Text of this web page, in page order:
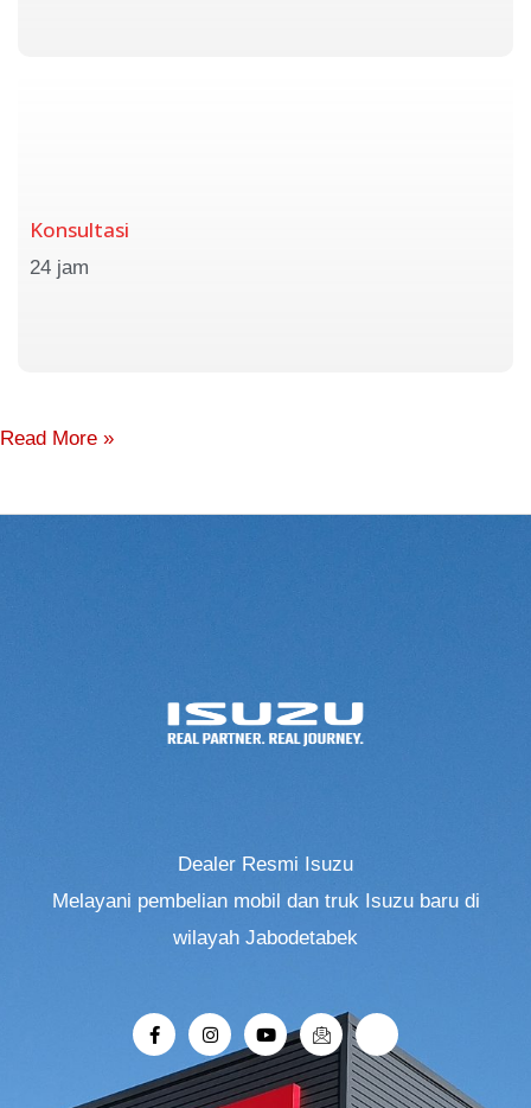
Konsultasi
24 jam
Read More »
Dealer Resmi Isuzu
Melayani pembelian mobil dan truk Isuzu baru di
wilayah Jabodetabek
F
a
e
I
n
s
t
Y
o
u
t
I
c
o
n
i
-
r